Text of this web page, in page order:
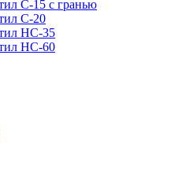
C-15 с гранью
C-20
НС-35
НС-60